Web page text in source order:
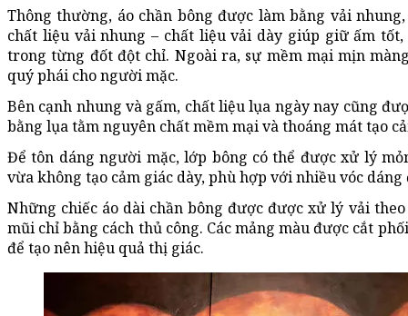
Thông thường, áo chần bông được làm bằng vải
chất liệu vải nhung – chất liệu vải dày giúp giữ ấm
trong từng đốt đột chỉ. Ngoài ra, sự mềm mại mịn
quý phái cho người mặc.
Bên cạnh nhung và gấm, chất liệu lụa ngày nay cũng
bằng lụa tằm nguyên chất mềm mại và thoáng mát tạo
Để tôn dáng người mặc, lớp bông có thể được xử lý
vừa không tạo cảm giác dày, phù hợp với nhiều vóc dáng
Những chiếc áo dài chần bông được được xử lý vải
mũi chỉ bằng cách thủ công. Các mảng màu được cắt
để tạo nên hiệu quả thị giác.